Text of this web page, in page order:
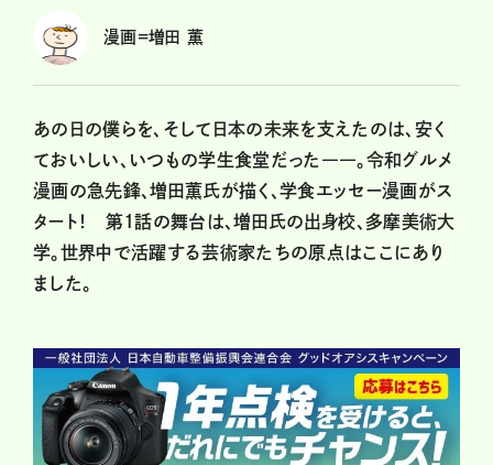
漫画=増田 薫
あの日の僕らを、そして日本の未来を支えたのは、安く
ておいしい、いつもの学生食堂だった――。令和グルメ
漫画の急先鋒、増田薫氏が描く、学食エッセー漫画がス
タート！ 第1話の舞台は、増田氏の出身校、多摩美術大
学。世界中で活躍する芸術家たちの原点はここにあり
ました。